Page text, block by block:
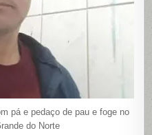
pá e pedaço de pau e foge no
do Norte